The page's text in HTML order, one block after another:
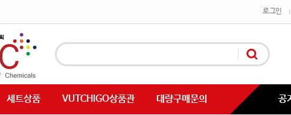
로그인
세트상품 VUTCHIGO상품관 대량구매문의 공